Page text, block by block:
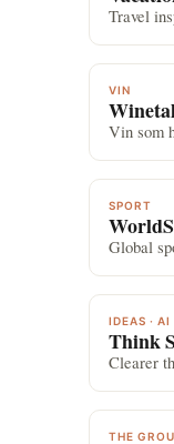
Travel
VIN
Vin som
SPORT
Global
IDEAS · AI
Think
Clearer
THE